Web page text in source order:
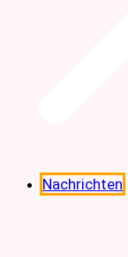
Nachrichten